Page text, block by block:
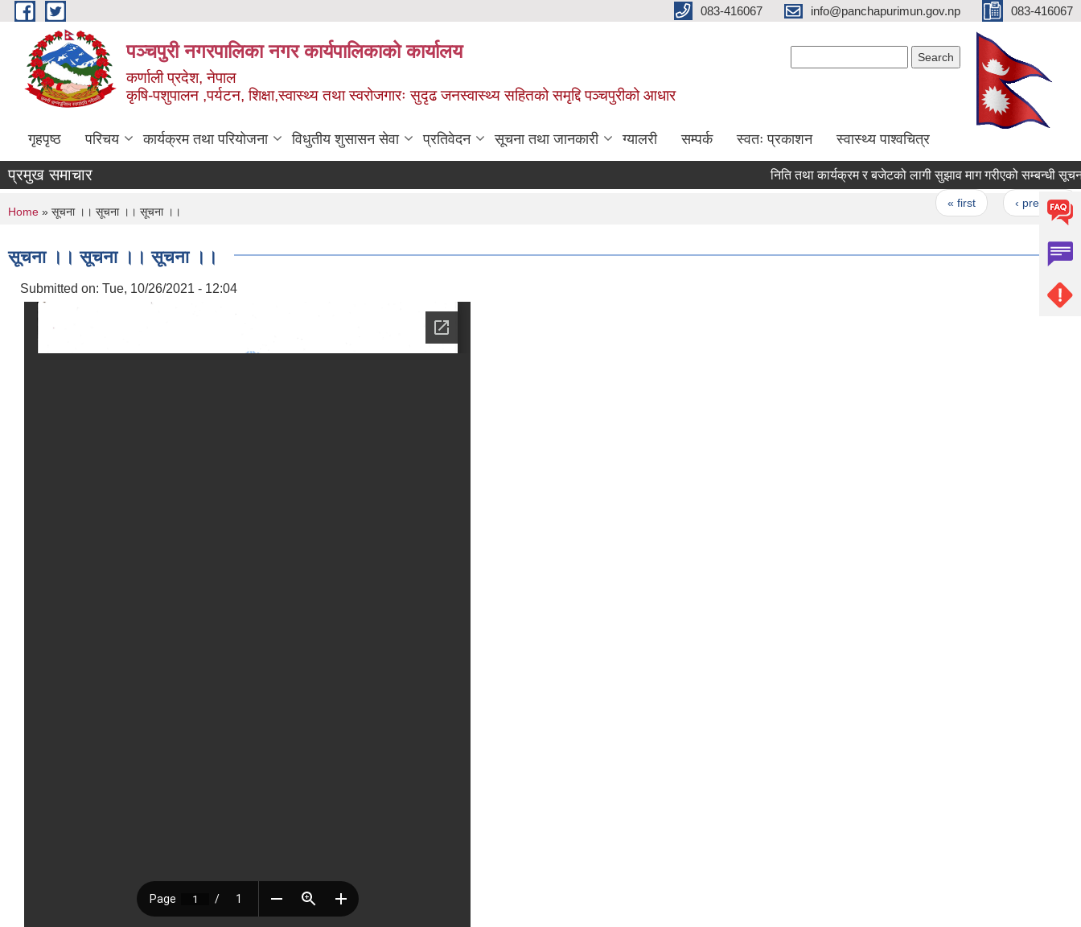
Skip to main content 083-416067 info@panchapurimun.gov.np 083-416067
पञ्चपुरी नगरपालिका नगर कार्यपालिकाको कार्यालय
कर्णाली प्रदेश, नेपाल
कृषि-पशुपालन ,पर्यटन, शिक्षा,स्वास्थ्य तथा स्वरोजगारः सुदृढ जनस्वास्थ्य सहितको समृद्दि पञ्चपुरीको आधार
गृहपृष्ठ परिचय कार्यक्रम तथा परियोजना विधुतीय शुसासन सेवा प्रतिवेदन सूचना तथा जानकारी ग्यालरी सम्पर्क स्वतः प्रकाशन स्वास्थ्य पाश्वचित्र
प्रमुख समाचार निति तथा कार्यक्रम र बजेटको लागी सुझाव माग गरीएको सम्बन्धी सूचना ।
« first ‹ previous
You are here
Home » सूचना ।। सूचना ।। सूचना ।।
सूचना ।। सूचना ।। सूचना ।।
Submitted on: Tue, 10/26/2021 - 12:04